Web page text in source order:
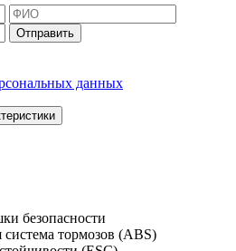
Отправить
данных
безопасности
тормозов (ABS)